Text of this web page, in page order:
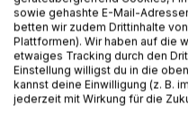
Es ist eine süße,
Geschichte, mit der Eltern
Weise das Thema Sparen
durch witzige
helfen, das Thema
sowie gehashte E-Mail-
betten wir zudem Drittinhalte
Plattformen). Wir haben auf die
etwaiges Tracking durch den
Einstellung willigst du in die
kannst deine Einwilligung (z. B.
jederzeit mit Wirkung für die